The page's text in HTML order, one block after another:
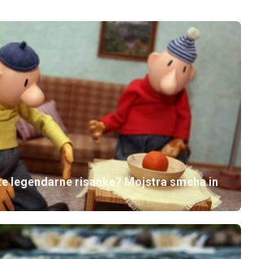
legendarne risanke? Mojstra smeha in